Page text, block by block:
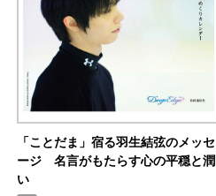
「ことだま」宿る羽生結弦のメッセ
ージ 名言がもたらす心の平穏と潤
い